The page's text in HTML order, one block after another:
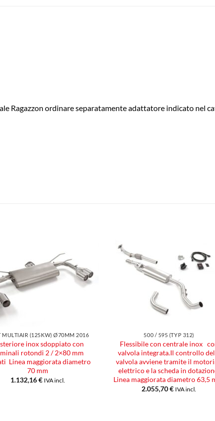
Ragazzon ordinare separatamente adattatore indicato nel
Aggiungi
alla lista
dei
desideri
MULTIAIR (125KW) Ø70MM 2016
inox sdoppiato con
rotondi 2 / 2×80 mm
Linea maggiorata diametro
70 mm
1.132,16€ IVA incl.
alla
500 / 595 (TYP 312)
Flessibile con centrale inox
valvola integrata.Il controllo
valvola avviene tramite il
elettrico e la scheda in
Linea maggiorata diametro 63,5
2.055,70€ IVA incl.